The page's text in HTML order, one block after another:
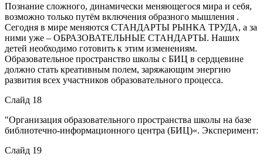
Познание сложного, динамически меняющегося мира и себя,
возможно только путём включения образного мышления .
Сегодня в мире меняются СТАНДАРТЫ РЫНКА ТРУДА, а за
ними уже – ОБРАЗОВАТЕЛЬНЫЕ СТАНДАРТЫ. Наших
детей необходимо готовить к этим изменениям.
Образовательное пространство школы с БИЦ в сердцевине
должно стать креативным полем, заряжающим энергию
развития всех участников образовательного процесса.
Слайд 18
"Организация образовательного пространства школы на базе
библиотечно-информационного центра (БИЦ)«. Эксперимент:
Слайд 19